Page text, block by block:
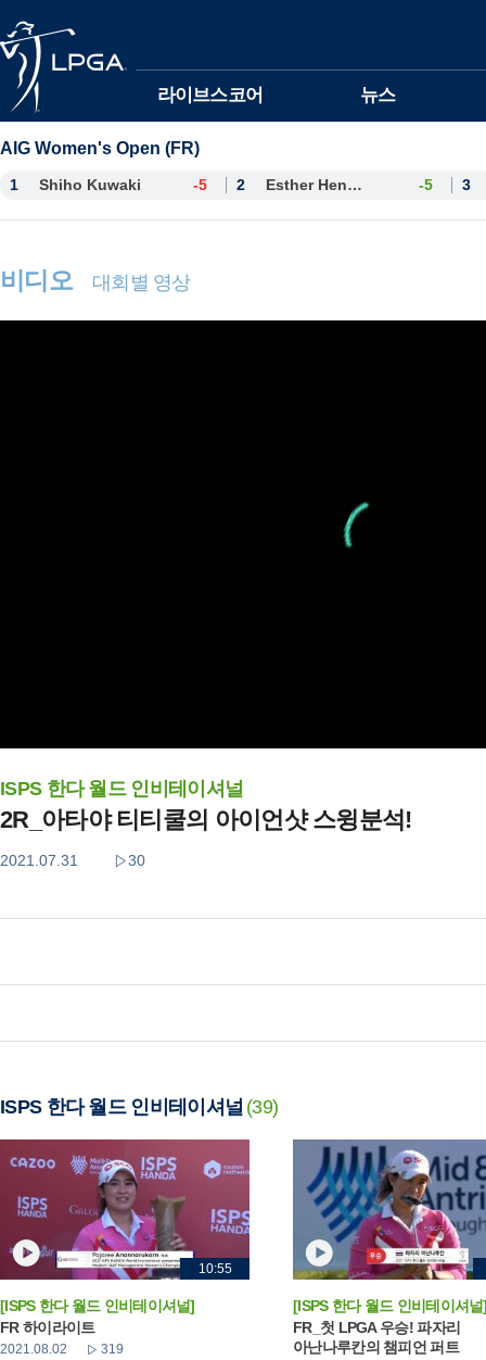
라이브스코어 뉴스
AIG Women's Open (FR)
1 Shiho Kuwaki -5 2 Esther Henseleit -5 3
비디오 대회별 영상
ISPS 한다 월드 인비테이셔널
2R_아타야 티티쿨의 아이언샷 스윙분석!
2021.07.31 30
ISPS 한다 월드 인비테이셔널 (39)
10:55
[ISPS 한다 월드 인비테이셔널]
FR 하이라이트
2021.08.02 319
[ISPS 한다 월드 인비테이셔
FR_첫 LPGA 우승! 파자리
아난나루칸의 챔피언 퍼트